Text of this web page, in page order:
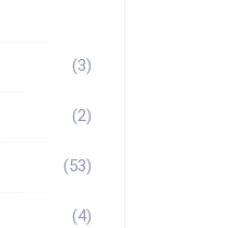
(3)
(2)
(53)
(4)